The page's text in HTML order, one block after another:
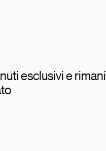
esclusivi e rimani